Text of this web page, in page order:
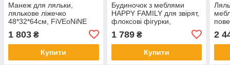
Манеж для ляльки,
лялькове ліжечко
48*32*64см, FiVEoNiNE
1 803 ₴
Купити
Будиночок з меблями
HAPPY FAMILY для звірят,
флоксові фігурки,
36*26*38 см, 2 поверхи,
012-03
1 789₴
Купити
2